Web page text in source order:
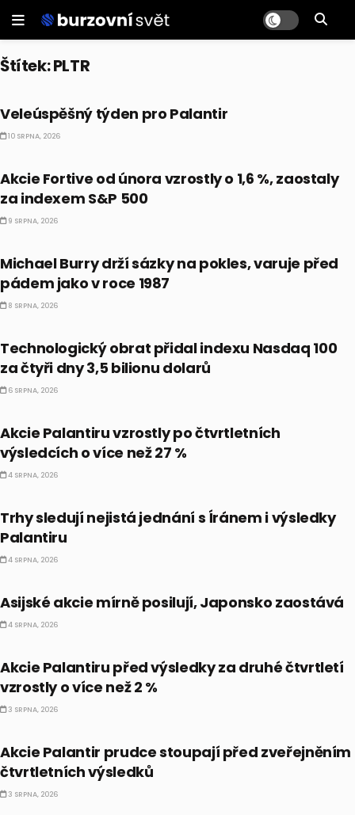
Štítek:PLTR
Veleúspěšný týden pro Palantir
10 SRPNA, 2026
Akcie Fortive od února vzrostly o 1,6 %, zaostaly
za indexem S&P 500
9 SRPNA, 2026
Michael Burry drží sázky na pokles, varuje před
pádem jako v roce 1987
8 SRPNA, 2026
Technologický obrat přidal indexu Nasdaq 100
za čtyři dny 3,5 bilionu dolarů
6 SRPNA, 2026
Akcie Palantiru vzrostly po čtvrtletních
výsledcích o více než 27 %
4 SRPNA, 2026
Trhy sledují nejistá jednání s Íránem i výsledky
Palantiru
4 SRPNA, 2026
Asijské akcie mírně posilují, Japonsko zaostává
4 SRPNA, 2026
Akcie Palantiru před výsledky za druhé čtvrtletí
vzrostly o více než 2 %
3 SRPNA, 2026
Akcie Palantir prudce stoupají před zveřejněním
čtvrtletních výsledků
3 SRPNA, 2026